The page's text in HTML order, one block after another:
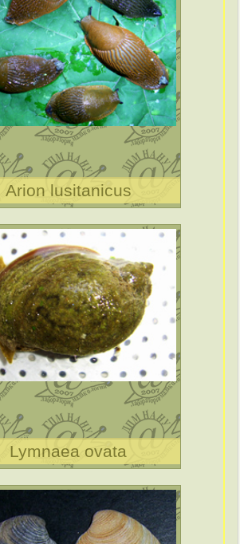
Arion lusitanicus
Lymnaea ovata